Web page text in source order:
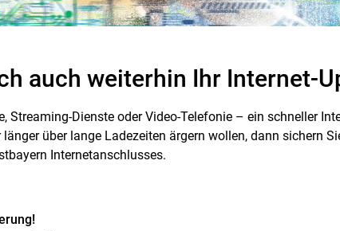
auch weiterhin Ihr Internet-
Streaming-Dienste oder Video-Telefonie – ein schneller
über lange Ladezeiten ärgern wollen, dann sichern
Internetanschlusses.